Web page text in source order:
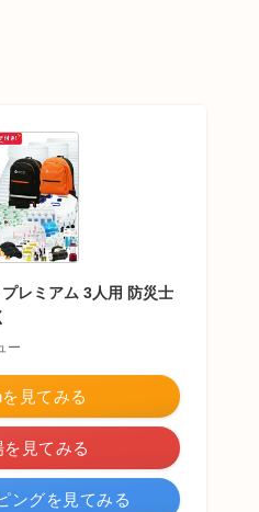
レミアム 3人用 防災士
ー
見てみる
見てみる
ングを見てみる